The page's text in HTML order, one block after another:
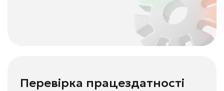
Перевірка працездатності